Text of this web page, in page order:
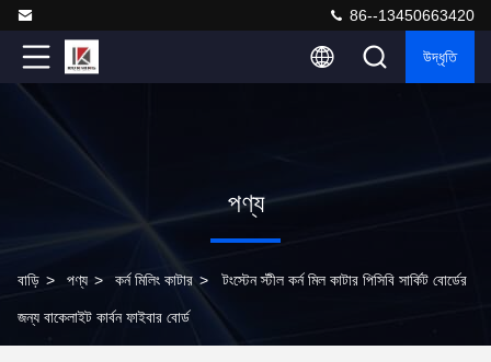
86--13450663420
উদ্ধৃতি
পণ্য
বাড়ি > পণ্য > কর্ন মিলিং কাটার > টংস্টেন স্টীল কর্ন মিল কাটার পিসিবি সার্কিট বোর্ডের
জন্য বাকেলাইট কার্বন ফাইবার বোর্ড